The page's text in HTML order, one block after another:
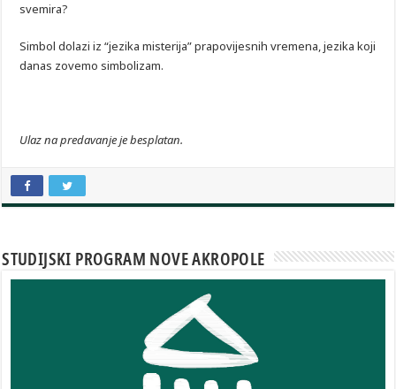
svemira?
Simbol dolazi iz “jezika misterija” prapovijesnih vremena, jezika koji
danas zovemo simbolizam.
Ulaz na predavanje je besplatan.
STUDIJSKI PROGRAM NOVE AKROPOLE